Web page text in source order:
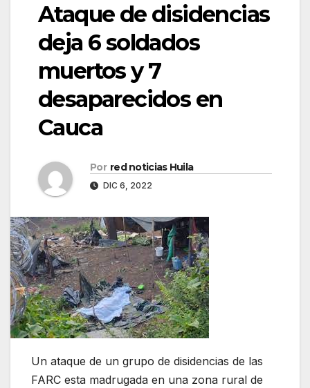
Ataque de disidencias
deja 6 soldados
muertos y 7
desaparecidos en
Cauca
Por red noticias Huila
DIC 6, 2022
Un ataque de un grupo de disidencias de las
FARC esta madrugada en una zona rural de